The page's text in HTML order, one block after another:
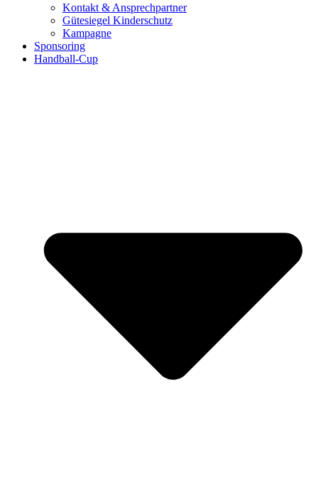
Kontakt & Ansprechpartner
Gütesiegel Kinderschutz
Kampagne
Sponsoring
Handball-Cup